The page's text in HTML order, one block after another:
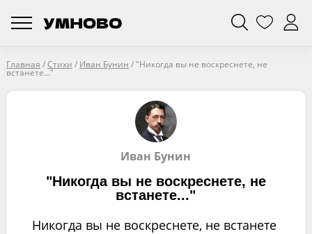
Главная /Стихи / Иван Бунин / "Никогда вы не воскреснете, не
встанете..."
Иван Бунин
"Никогда вы не воскреснете, не
встанете..."
Никогда вы не воскреснете, не встанете